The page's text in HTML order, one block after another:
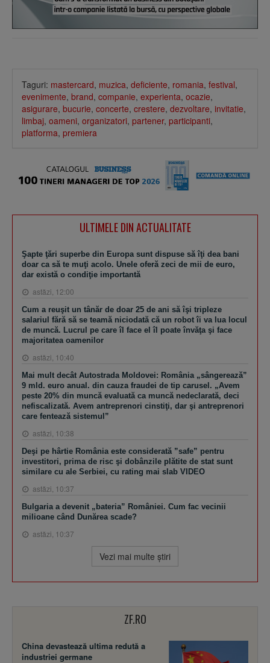
Taguri: mastercard, muzica, deficiente, romania, festival,
evenimente, brand, companie, experienta, ocazie,
asigurare, bucurie, concerte, crestere, dezvoltare, invitatie,
limbaj, oameni, organizatori, partener, participanti,
platforma, premiera
ULTIMELE DIN ACTUALITATE
Şapte ţări superbe din Europa sunt dispuse să îţi dea bani
doar ca să te muţi acolo. Unele oferă zeci de mii de euro,
dar există o condiţie importantă
astăzi, 12:00
Cum a reuşit un tânăr de doar 25 de ani să îşi tripleze
salariul fără să se teamă niciodată că un robot îi va lua locul
de muncă. Lucrul pe care îl face el îl poate învăţa şi face
majoritatea oamenilor
astăzi, 10:40
Mai mult decât Autostrada Moldovei: România „sângerează”
9 mld. euro anual. din cauza fraudei de tip carusel. „Avem
peste 20% din muncă evaluată ca muncă nedeclarată, deci
nefiscalizată. Avem antreprenori cinstiţi, dar şi antreprenori
care fentează sistemul”
astăzi, 10:38
Deşi pe hârtie România este considerată ”safe” pentru
investitori, prima de risc şi dobânzile plătite de stat sunt
similare cu ale Serbiei, cu rating mai slab VIDEO
astăzi, 10:37
Bulgaria a devenit „bateria” României. Cum fac vecinii
milioane când Dunărea scade?
astăzi, 10:37
Vezi mai multe ştiri
ZF.RO
China devastează ultima redută a
industriei germane